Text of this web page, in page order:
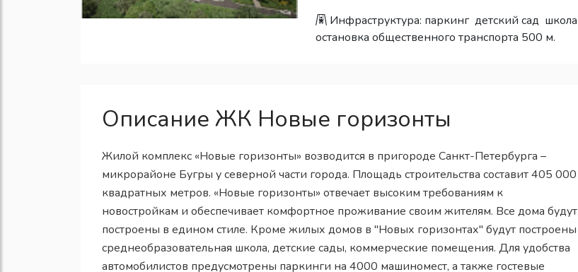
Инфраструктура: паркинг детский сад школа
остановка общественного транспорта 500 м.
Описание ЖК Новые горизонты
Жилой комплекс «Новые горизонты» возводится в пригороде Санкт-Петербурга –
микрорайоне Бугры у северной части города. Площадь строительства составит 405 000
квадратных метров. «Новые горизонты» отвечает высоким требованиям к
новостройкам и обеспечивает комфортное проживание своим жителям. Все дома будут
построены в едином стиле. Кроме жилых домов в "Новых горизонтах" будут построены
среднеобразовательная школа, детские сады, коммерческие помещения. Для удобства
автомобилистов предусмотрены паркинги на 4000 машиномест, а также гостевые